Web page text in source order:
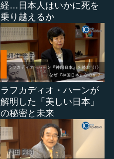
経…日本人はいかに死を
乗り越えるか
ラフカディオ・ハーンが
解明した「美しい日本」
の秘密と未来